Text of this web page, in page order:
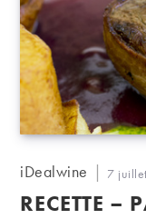
Auteur/autrice
la
iDealwine 7
RECETTE –